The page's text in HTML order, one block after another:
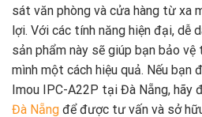
sát văn phòng và cửa hàng từ xa
lợi. Với các tính năng hiện đại, dễ
sản phẩm này sẽ giúp bạn bảo vệ
mình một cách hiệu quả. Nếu bạn
Imou IPC-A22P tại Đà Nẵng, hãy
Đà Nẵng để được tư vấn và sở